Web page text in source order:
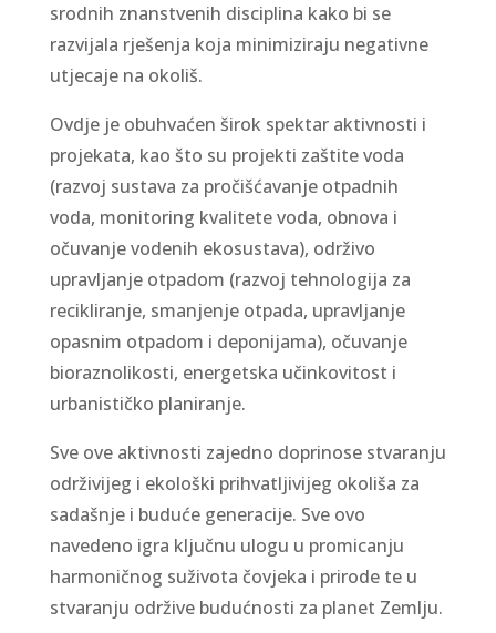
srodnih znanstvenih disciplina kako bi se
razvijala rješenja koja minimiziraju negativne
utjecaje na okoliš.
Ovdje je obuhvaćen širok spektar aktivnosti i
projekata, kao što su projekti zaštite voda
(razvoj sustava za pročišćavanje otpadnih
voda, monitoring kvalitete voda, obnova i
očuvanje vodenih ekosustava), održivo
upravljanje otpadom (razvoj tehnologija za
recikliranje, smanjenje otpada, upravljanje
opasnim otpadom i deponijama), očuvanje
bioraznolikosti, energetska učinkovitost i
urbanističko planiranje.
Sve ove aktivnosti zajedno doprinose stvaranju
održivijeg i ekološki prihvatljivijeg okoliša za
sadašnje i buduće generacije. Sve ovo
navedeno igra ključnu ulogu u promicanju
harmoničnog suživota čovjeka i prirode te u
stvaranju održive budućnosti za planet Zemlju.